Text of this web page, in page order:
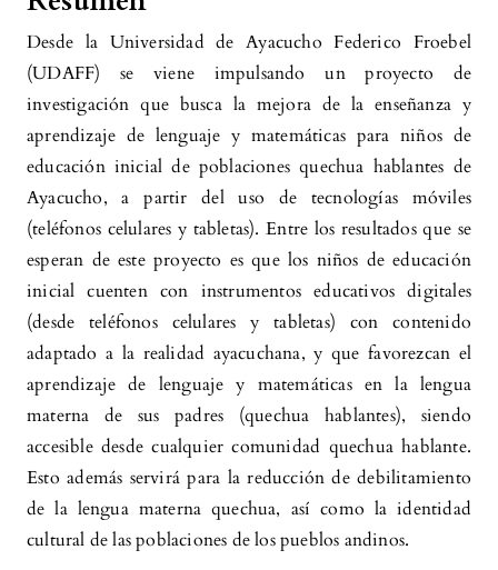
Desde la Universidad de Ayacucho Federico Froebel
(UDAFF) se viene impulsando un proyecto de
investigación que busca la mejora de la enseñanza y
aprendizaje de lenguaje y matemáticas para niños de
educación inicial de poblaciones quechua hablantes de
Ayacucho, a partir del uso de tecnologías móviles
(teléfonos celulares y tabletas). Entre los resultados que se
esperan de este proyecto es que los niños de educación
inicial cuenten con instrumentos educativos digitales
(desde teléfonos celulares y tabletas) con contenido
adaptado a la realidad ayacuchana, y que favorezcan el
aprendizaje de lenguaje y matemáticas en la lengua
materna de sus padres (quechua hablantes), siendo
accesible desde cualquier comunidad quechua hablante.
Esto además servirá para la reducción de debilitamiento
de la lengua materna quechua, así como la identidad
cultural de las poblaciones de los pueblos andinos.